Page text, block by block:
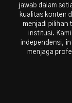
jawab dalam
kualitas konten
menjadi pilihan
institusi.
independensi,
menjaga